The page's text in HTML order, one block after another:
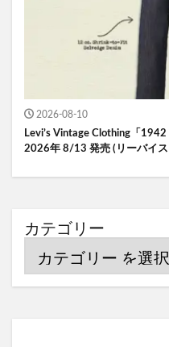
2026-08-10
Levi’s Vintage Clothing「
2026年 8/13 発売 (リーバイ
カテゴリー